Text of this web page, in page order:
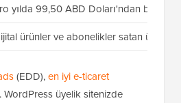
yılda 99,50 ABD Doları'ndan başlar
ürünler ve abonelikler satan üyelik
(EDD),en iyi e-ticaret
WordPress üyelik sitenizde